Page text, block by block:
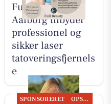
Full Beauty
Aalborg tilbyder
professionel og
sikker laser
tatoveringsfjernels
e
SPONSORERET OPSLAGSTAVLEN